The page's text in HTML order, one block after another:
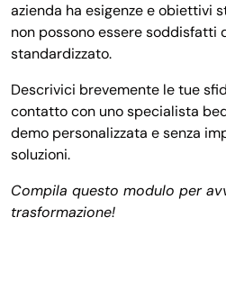
azienda ha esigenze e obiettivi
non possono essere soddisfatti
standardizzato.
Descrivici brevemente le tue
contatto con uno specialista
demo personalizzata e senza
soluzioni.
Compila questo modulo per
trasformazione!